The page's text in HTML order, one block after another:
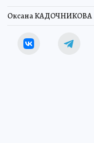
Оксана КАДОЧНИКОВА